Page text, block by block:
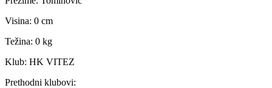
Visina: 0 cm
Težina: 0 kg
Klub: HK VITEZ
Prethodni klubovi: